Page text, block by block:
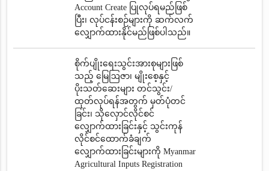
Account Create ပြုလုပ်ရမည်ဖြစ်
ပြီး၊ လုပ်ငန်းစဉ်များကို ဆက်လက်
လျှောက်ထားနိုင်မည်ဖြစ်ပါသည်။
စိုက်ပျိုးရေးသွင်းအားစုများဖြစ်
သည့် မြေဩဇာ၊ မျိုးစေ့နှင့်
ပိုးသတ်ဆေးများ တင်သွင်း/
ထုတ်လုပ်ရန်အတွက် မှတ်ပုံတင်
ခြင်း၊ သိုလှောင်လိုင်စင်
လျှောက်ထားခြင်းနှင့် သွင်းကုန်
လိုင်စင်ထောက်ခံချက်‌
လျှောက်ထားခြင်းများကို Myanmar
Agricultural Inputs Registration